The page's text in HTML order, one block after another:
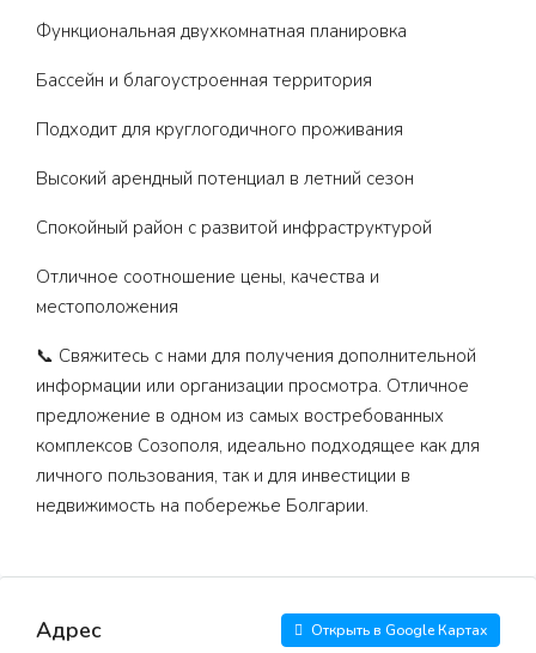
Функциональная двухкомнатная планировка
Бассейн и благоустроенная территория
Подходит для круглогодичного проживания
Высокий арендный потенциал в летний сезон
Спокойный район с развитой инфраструктурой
Отличное соотношение цены, качества и
местоположения
📞 Свяжитесь с нами для получения дополнительной
информации или организации просмотра. Отличное
предложение в одном из самых востребованных
комплексов Созополя, идеально подходящее как для
личного пользования, так и для инвестиции в
недвижимость на побережье Болгарии.
Адрес Открыть в Google Картах